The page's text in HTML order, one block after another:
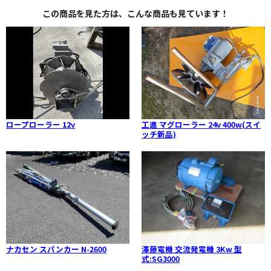
この商品を見た方は、こんな商品も見ています！
ロープローラー 12v
工進 マグローラー 24v 400w(スイ
ッチ新品)
ナカセン スパンカー N-2600
澤藤電機 交流発電機 3Kw 型
式:SG3000